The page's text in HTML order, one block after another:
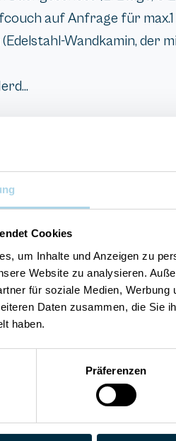
Cookies
um Inhalte und Anzeigen zu
Website zu analysieren.
für soziale Medien,
Daten zusammen, die Sie
haben.
Präferenzen
auf Anfrage für max.1
Wandkamin, der
Hunde willkommen
3.5